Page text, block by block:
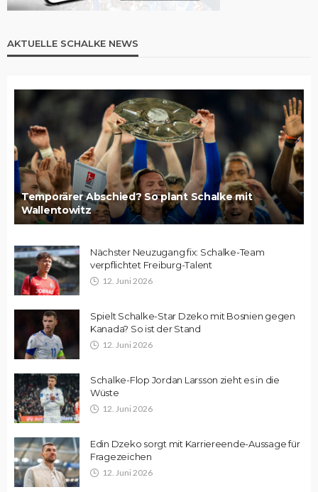
AKTUELLE SCHALKE NEWS
Temporärer Abschied? So plant Schalke mit
Wallentowitz
Nächster Neuzugang fix: Schalke-Team
verpflichtet Freiburg-Talent
12. Juni 2026
Spielt Schalke-Star Dzeko mit Bosnien gegen
Kanada? So ist der Stand
12. Juni 2026
Schalke-Flop Jordan Larsson zieht es in die
Wüste
12. Juni 2026
Edin Dzeko sorgt mit Karriereende-Aussage für
Fragezeichen
12. Juni 2026